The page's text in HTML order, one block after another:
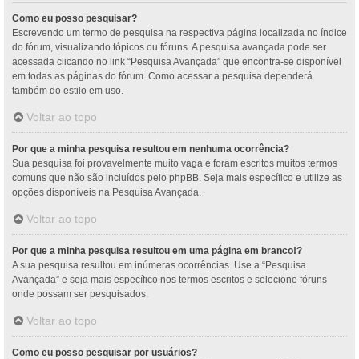
Como eu posso pesquisar?
Escrevendo um termo de pesquisa na respectiva página localizada no índice
do fórum, visualizando tópicos ou fóruns. A pesquisa avançada pode ser
acessada clicando no link “Pesquisa Avançada” que encontra-se disponível
em todas as páginas do fórum. Como acessar a pesquisa dependerá
também do estilo em uso.
Voltar ao topo
Por que a minha pesquisa resultou em nenhuma ocorrência?
Sua pesquisa foi provavelmente muito vaga e foram escritos muitos termos
comuns que não são incluídos pelo phpBB. Seja mais específico e utilize as
opções disponíveis na Pesquisa Avançada.
Voltar ao topo
Por que a minha pesquisa resultou em uma página em branco!?
A sua pesquisa resultou em inúmeras ocorrências. Use a “Pesquisa
Avançada” e seja mais específico nos termos escritos e selecione fóruns
onde possam ser pesquisados.
Voltar ao topo
Como eu posso pesquisar por usuários?